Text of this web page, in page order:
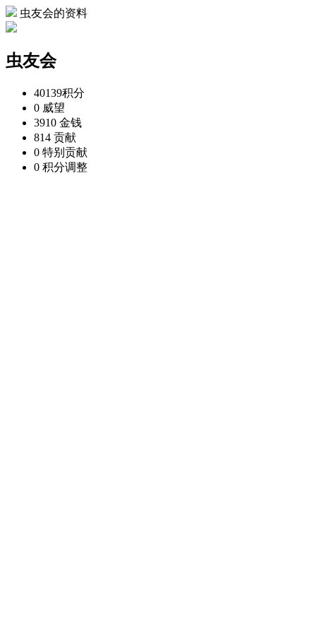
虫友会的资料
虫友会
40139积分
0 威望
3910 金钱
814 贡献
0 特别贡献
0 积分调整